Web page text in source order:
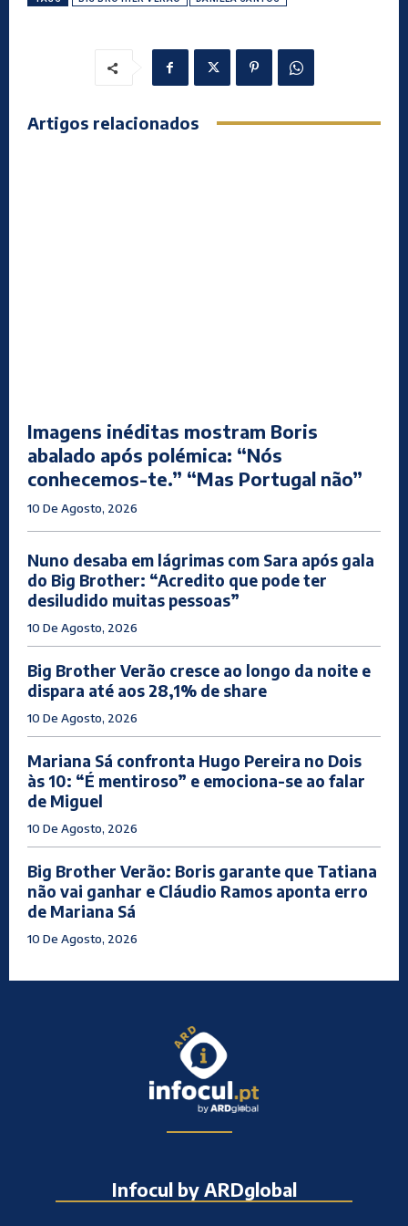
Artigos relacionados
Imagens inéditas mostram Boris
abalado após polémica: “Nós
conhecemos-te.” “Mas Portugal não”
10 De Agosto, 2026
Nuno desaba em lágrimas com Sara após gala
do Big Brother: “Acredito que pode ter
desiludido muitas pessoas”
10 De Agosto, 2026
Big Brother Verão cresce ao longo da noite e
dispara até aos 28,1% de share
10 De Agosto, 2026
Mariana Sá confronta Hugo Pereira no Dois
às 10: “É mentiroso” e emociona-se ao falar
de Miguel
10 De Agosto, 2026
Big Brother Verão: Boris garante que Tatiana
não vai ganhar e Cláudio Ramos aponta erro
de Mariana Sá
10 De Agosto, 2026
Infocul by ARDglobal